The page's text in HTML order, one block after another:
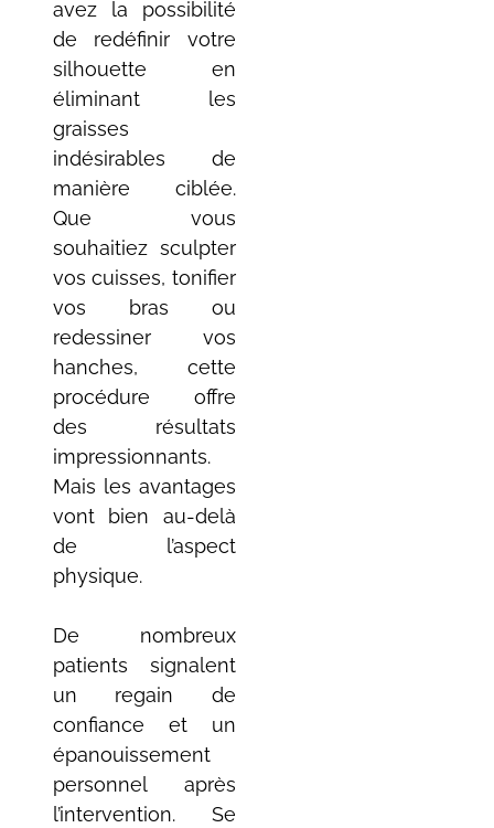
avez la possibilité
de redéfinir votre
silhouette en
éliminant les
graisses
indésirables de
manière ciblée.
Que vous
souhaitiez sculpter
vos cuisses, tonifier
vos bras ou
redessiner vos
hanches, cette
procédure offre
des résultats
impressionnants.
Mais les avantages
vont bien au-delà
de l’aspect
physique.
De nombreux
patients signalent
un regain de
confiance et un
épanouissement
personnel après
l’intervention. Se